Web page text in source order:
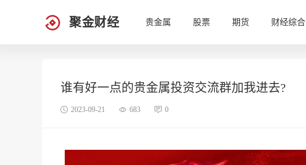
聚金财经 贵金属 股票 期货 财经综合
谁有好一点的贵金属投资交流群加我进去?
2023-09-21 683 0